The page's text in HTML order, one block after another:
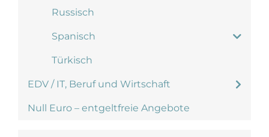
Russisch
Spanisch
Türkisch
EDV / IT, Beruf und Wirtschaft
Null Euro – entgeltfreie Angebote